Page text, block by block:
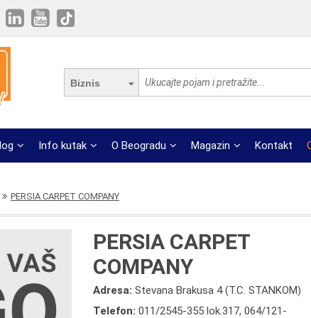
Biznis
Info kutak O Beogradu Magazin Kontakt
PERSIA CARPET COMPANY
PERSIA CARPET
COMPANY
Adresa:Stevana Brakusa 4 (T.C. STANKOM)
Telefon:011/2545-355 lok.317,064/121-